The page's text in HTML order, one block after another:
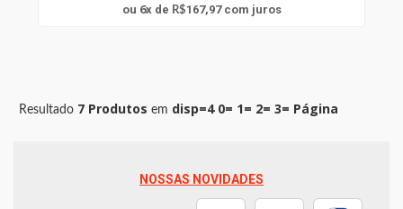
ou 6x de R$167,97com juros
Resultado 7 Produtos em disp=4 0= 1= 2= 3= Página
NOSSAS NOVIDADES